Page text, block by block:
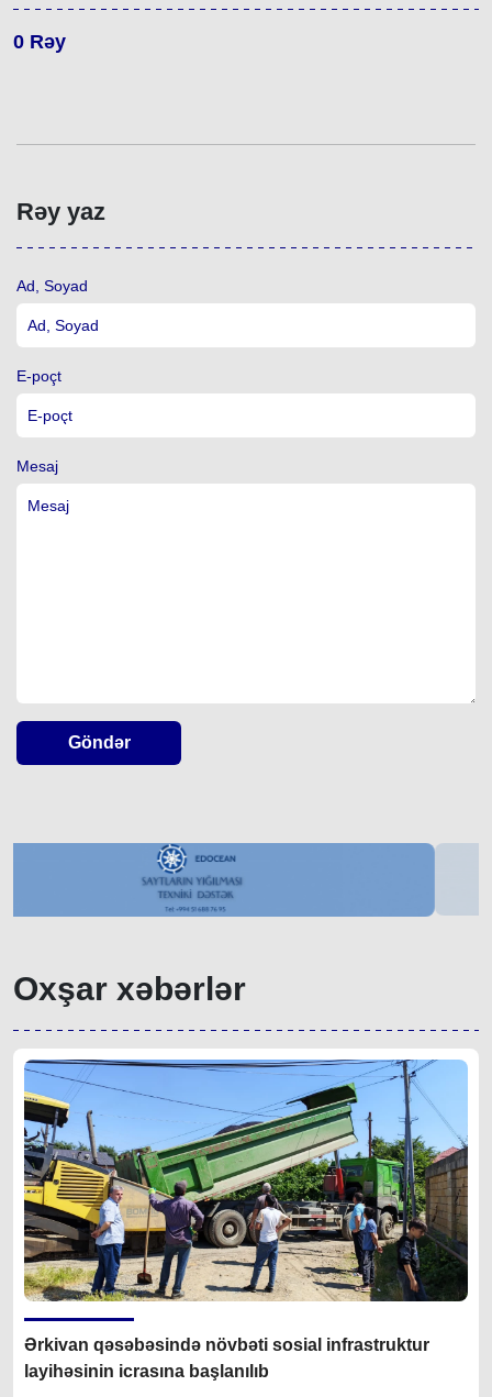
0 Rəy
Rəy yaz
Ad, Soyad
E-poçt
Mesaj
Göndər
Oxşar xəbərlər
Ərkivan qəsəbəsində növbəti sosial infrastruktur
layihəsinin icrasına başlanılıb